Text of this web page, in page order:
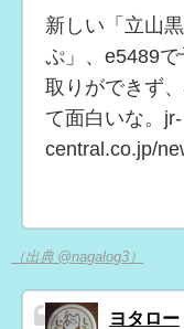
新しい「立山
ぷ」、e5489
取りができず
て面白いな。jr-
central.co.jp/
（出典 @nagalog3）
ヨタロー